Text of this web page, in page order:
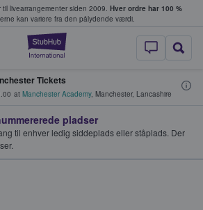
livearrangementer siden 2009. Hver ordre har 100 %
kan variere fra den pålydende værdi.
StubHub - Hvor
billetter
Tickets
at Manchester Academy, Manchester, Lancashire
pladser
til enhver ledig siddeplads eller ståplads. Der